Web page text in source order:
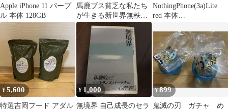
Apple iPhone 11 パープ
ル 本体 128GB
馬鹿ブス貧乏な私たち
が生きる新世界無秩序
の愛と性
NothingPhone(3a)Lite
red 本体
¥5,600
特選吉岡フード アダル
¥ 1,000
無境界 自己成長のセラ
¥899
鬼滅の刃 ガチャ め